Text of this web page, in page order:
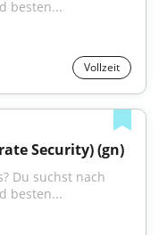
besten...
Vollzeit
Security) (gn)
Du suchst nach
besten...